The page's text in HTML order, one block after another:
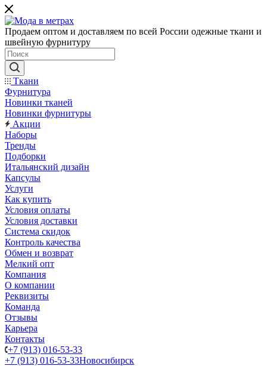
Продаем оптом и доставляем по всей России одежные ткани и
швейную фурнитуру
Ткани
Фурнитура
Новинки тканей
Новинки фурнитуры
Акции
Наборы
Тренды
Подборки
Итальянский дизайн
Капсулы
Услуги
Как купить
Условия оплаты
Условия доставки
Система скидок
Контроль качества
Обмен и возврат
Мелкий опт
Компания
О компании
Реквизиты
Команда
Отзывы
Карьера
Контакты
+7 (913) 016-53-33
+7 (913) 016-53-33Новосибирск